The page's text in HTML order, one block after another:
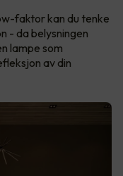
faktor kan du tenke
- da belysningen
lampe som
av din